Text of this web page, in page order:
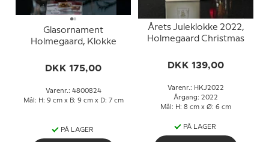
Glasornament
Holmegaard, Klokke
DKK 175,00
Varenr.: 4800824
Mål: H: 9 cm x B: 9 cm x D: 7 cm
PÅ LAGER
Årets Juleklokke 2022,
Holmegaard Christmas
DKK 139,00
Varenr.: HKJ2022
Årgang: 2022
Mål: H: 8 cm x Ø: 6 cm
PÅ LAGER